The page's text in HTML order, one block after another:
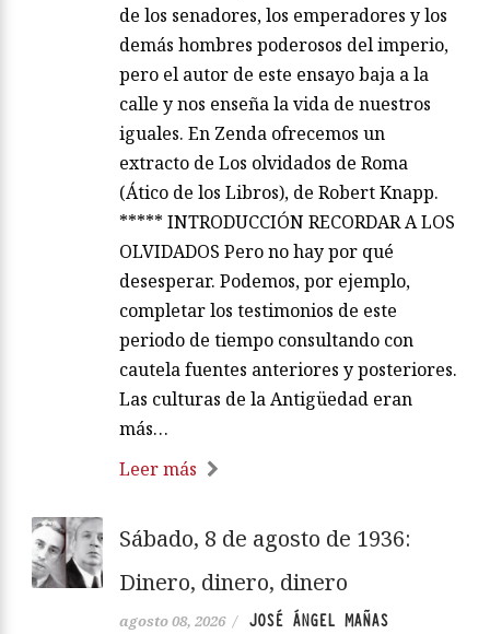
de los senadores, los emperadores y los
demás hombres poderosos del imperio,
pero el autor de este ensayo baja a la
calle y nos enseña la vida de nuestros
iguales. En Zenda ofrecemos un
extracto de Los olvidados de Roma
(Ático de los Libros), de Robert Knapp.
***** INTRODUCCIÓN RECORDAR A LOS
OLVIDADOS Pero no hay por qué
desesperar. Podemos, por ejemplo,
completar los testimonios de este
periodo de tiempo consultando con
cautela fuentes anteriores y posteriores.
Las culturas de la Antigüedad eran
más…
Leer más
Sábado, 8 de agosto de 1936:
Dinero, dinero, dinero
agosto 08, 2026 / JOSÉ ÁNGEL MAÑAS